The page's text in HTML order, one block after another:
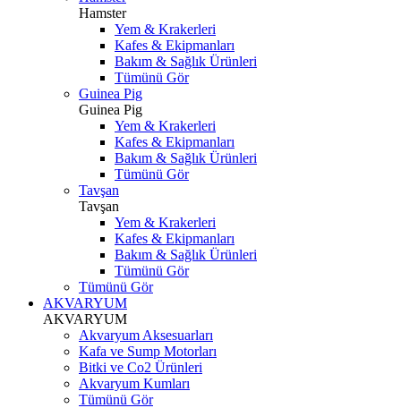
Hamster
Yem & Krakerleri
Kafes & Ekipmanları
Bakım & Sağlık Ürünleri
Tümünü Gör
Guinea Pig
Guinea Pig
Yem & Krakerleri
Kafes & Ekipmanları
Bakım & Sağlık Ürünleri
Tümünü Gör
Tavşan
Tavşan
Yem & Krakerleri
Kafes & Ekipmanları
Bakım & Sağlık Ürünleri
Tümünü Gör
Tümünü Gör
AKVARYUM
AKVARYUM
Akvaryum Aksesuarları
Kafa ve Sump Motorları
Bitki ve Co2 Ürünleri
Akvaryum Kumları
Tümünü Gör